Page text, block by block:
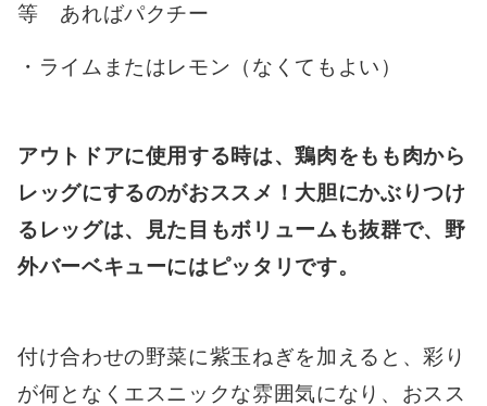
等 あればパクチー
・ライムまたはレモン（なくてもよい）
アウトドアに使用する時は、鶏肉をもも肉から
レッグにするのがおススメ！大胆にかぶりつけ
るレッグは、見た目もボリュームも抜群で、野
外バーベキューにはピッタリです。
付け合わせの野菜に紫玉ねぎを加えると、彩り
が何となくエスニックな雰囲気になり、おスス